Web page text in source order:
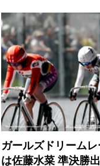
ガールズドリーム
は佐藤水菜 準決勝